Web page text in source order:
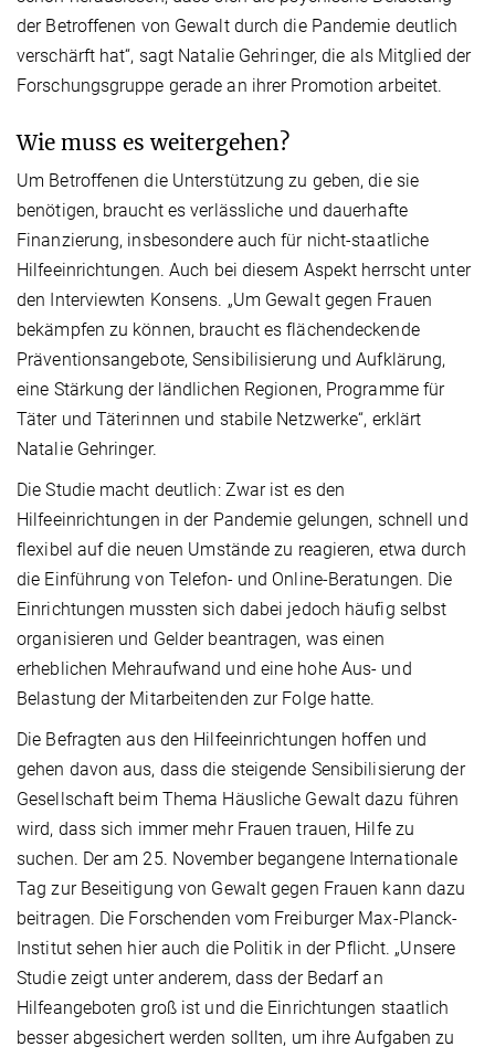
der Betroffenen von Gewalt durch die Pandemie deutlich
verschärft hat“, sagt Natalie Gehringer, die als Mitglied der
Forschungsgruppe gerade an ihrer Promotion arbeitet.
Wie muss es weitergehen?
Um Betroffenen die Unterstützung zu geben, die sie
benötigen, braucht es verlässliche und dauerhafte
Finanzierung, insbesondere auch für nicht-staatliche
Hilfeeinrichtungen. Auch bei diesem Aspekt herrscht unter
den Interviewten Konsens. „Um Gewalt gegen Frauen
bekämpfen zu können, braucht es flächendeckende
Präventionsangebote, Sensibilisierung und Aufklärung,
eine Stärkung der ländlichen Regionen, Programme für
Täter und Täterinnen und stabile Netzwerke“, erklärt
Natalie Gehringer.
Die Studie macht deutlich: Zwar ist es den
Hilfeeinrichtungen in der Pandemie gelungen, schnell und
flexibel auf die neuen Umstände zu reagieren, etwa durch
die Einführung von Telefon- und Online-Beratungen. Die
Einrichtungen mussten sich dabei jedoch häufig selbst
organisieren und Gelder beantragen, was einen
erheblichen Mehraufwand und eine hohe Aus- und
Belastung der Mitarbeitenden zur Folge hatte.
Die Befragten aus den Hilfeeinrichtungen hoffen und
gehen davon aus, dass die steigende Sensibilisierung der
Gesellschaft beim Thema Häusliche Gewalt dazu führen
wird, dass sich immer mehr Frauen trauen, Hilfe zu
suchen. Der am 25. November begangene Internationale
Tag zur Beseitigung von Gewalt gegen Frauen kann dazu
beitragen. Die Forschenden vom Freiburger Max-Planck-
Institut sehen hier auch die Politik in der Pflicht. „Unsere
Studie zeigt unter anderem, dass der Bedarf an
Hilfeangeboten groß ist und die Einrichtungen staatlich
besser abgesichert werden sollten, um ihre Aufgaben zu